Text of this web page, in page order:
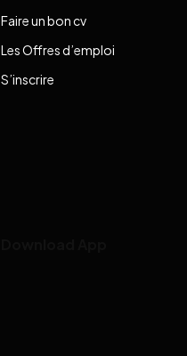
Faire un bon cv
Les Offres d’emploi
S’inscrire